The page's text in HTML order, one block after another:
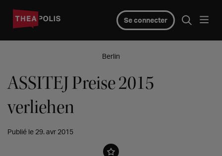
Se connecter
Berlin
ASSITEJ Preise 2015
verliehen
Publié le 29. avr 2015